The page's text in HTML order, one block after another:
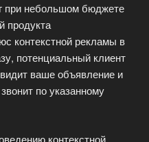
при небольшом бюджете
продукта
контекстной рекламы в
потенциальный клиент
ваше объявление и
по указанному
контекстной